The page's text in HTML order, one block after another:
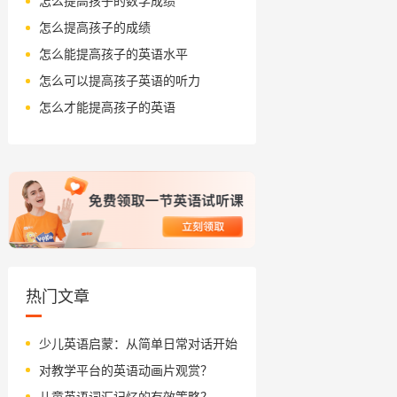
怎么提高孩子的成绩
怎么能提高孩子的英语水平
怎么可以提高孩子英语的听力
怎么才能提高孩子的英语
热门文章
少儿英语启蒙：从简单日常对话开始
对教学平台的英语动画片观赏？